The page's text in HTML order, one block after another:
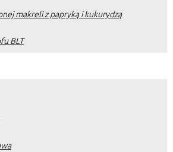
makreli z papryką i kukurydzą
BLT